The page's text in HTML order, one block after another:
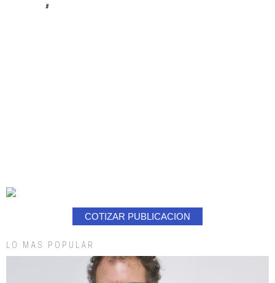
#
COTIZAR PUBLICACION
LO MAS POPULAR